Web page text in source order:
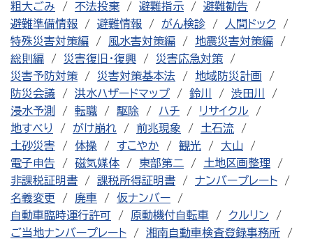
粗大ごみ
不法投棄 避難指示
避難勧告
避難準備情報
避難情報 がん検診
人間ドック
特殊災害対策編
風水害対策編
地震災害対策編
総則編
災害復旧・復興
災害応急対策
災害予防対策
災害対策基本法
地域防災計画
防災会議
洪水ハザードマップ 鈴川
渋田川
浸水予測
転職 駆除 ハチ
リサイクル
地すべり
がけ崩れ 前兆現象
土石流
土砂災害
体操 すこやか 観光
大山
電子申告
磁気媒体 東部第二
土地区画整理
非課税証明書
課税所得証明書
ナンバープレート
名義変更
廃車
仮ナンバー
自動車臨時運行許可
原動機付自転車
クルリン
ご当地ナンバープレート
湘南自動車検査登録事務所